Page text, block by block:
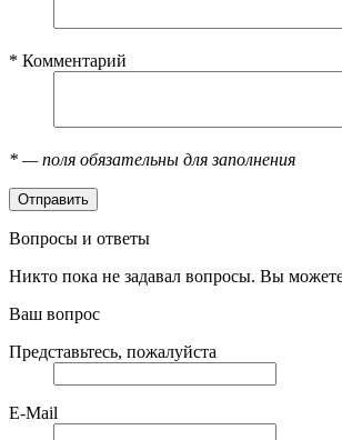
* Комментарий
* — поля обязательны для заполнения
Вопросы и ответы
Никто пока не задавал вопросы. Вы
Ваш вопрос
Представьтесь, пожалуйста
E-Mail